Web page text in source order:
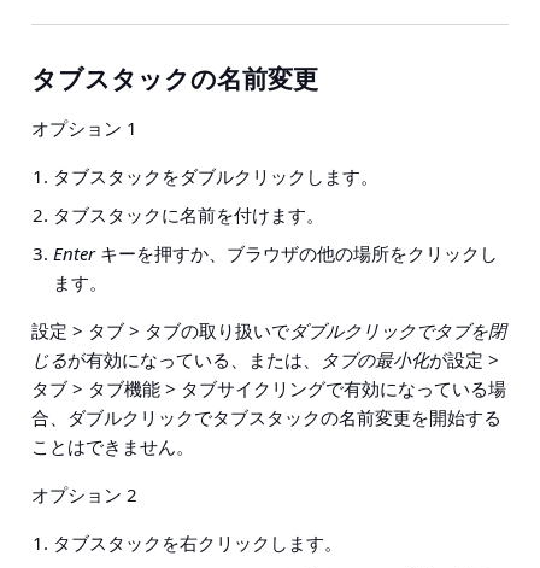
タブスタックの名前変更
オプション 1
タブスタックをダブルクリックします。
タブスタックに名前を付けます。
Enterキーを押すか、ブラウザの他の場所をクリックし
ます。
設定 > タブ > タブの取り扱いでダブルクリックでタブを閉
じるが有効になっている、または、 タブの最小化が設定 >
タブ > タブ機能 > タブサイクリングで有効になっている場
合、ダブルクリックでタブスタックの名前変更を開始する
ことはできません。
オプション 2
タブスタックを右クリックします。